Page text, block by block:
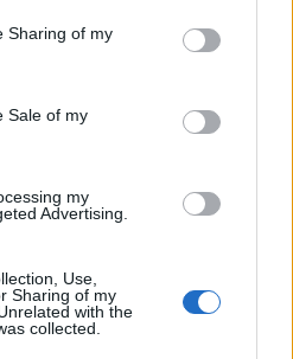
behaviour. You may click to
and its third-party tags to
purposes in below Google
Sharing of my
Sale of my
my
Advertising.
Use,
Sharing of my
with the
collected.
a felülvizsgálat